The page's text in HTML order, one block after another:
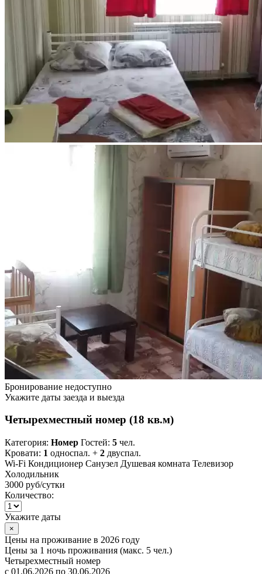
Бронирование недоступно
Укажите даты заезда и выезда
Четырехместный номер (18 кв.м)
Категория: Номер Гостей: 5 чел.
Кровати: 1 односпал. + 2 двуспал.
Wi-Fi Кондиционер Санузел Душевая комната Телевизор
Холодильник
3000 руб/сутки
Количество:
Укажите даты
×
Цены на проживание в 2026 году
Цены за 1 ночь проживания (макс. 5 чел.)
Четырехместный номер
с 01.06.2026 по 30.06.2026